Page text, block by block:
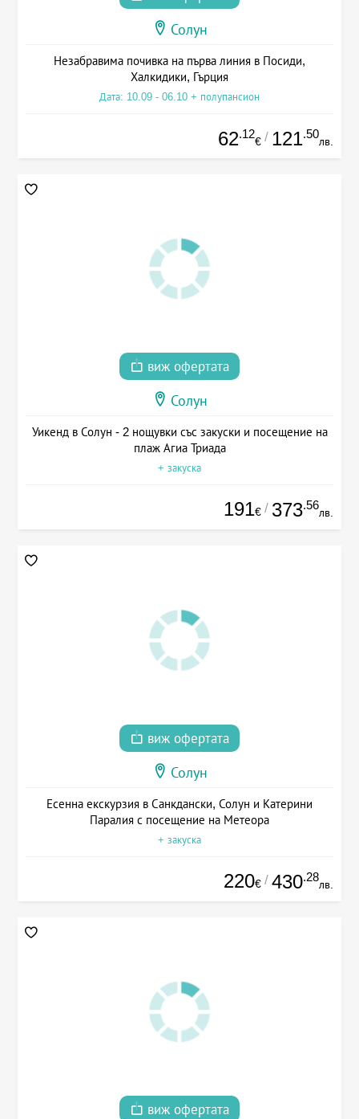
Солун
Незабравима почивка на първа линия в Посиди,
Халкидики, Гърция
Дата: 10.09 - 06.10 + полупансион
62.12
€ / 121.50
лв.
виж офертата
Солун
Уикенд в Солун - 2 нощувки със закуски и посещение на
плаж Агиа Триада
+ закуска
191€ / 373.56
лв.
виж офертата
Солун
Есенна екскурзия в Санкдански, Солун и Катерини
Паралия с посещение на Метеора
+ закуска
220€ / 430.28
лв.
виж офертата